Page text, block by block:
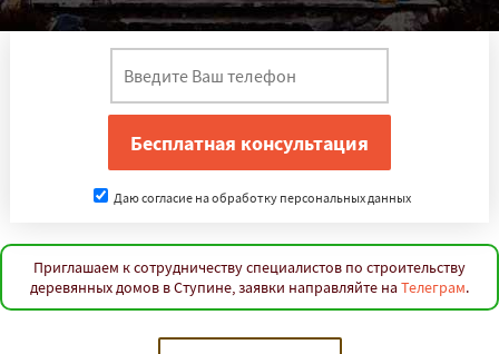
Даю согласие на обработку персональных данных
Приглашаем к сотрудничеству специалистов по строительству
деревянных домов в Ступине, заявки направляйте на Телеграм.